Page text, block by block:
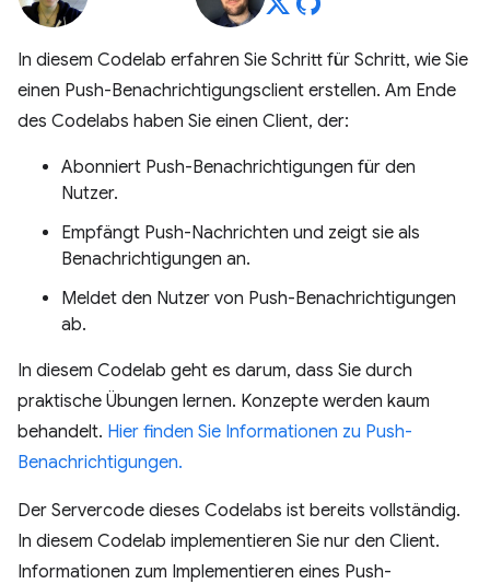
In diesem Codelab erfahren Sie Schritt für Schritt, wie Sie
einen Push-Benachrichtigungsclient erstellen. Am Ende
des Codelabs haben Sie einen Client, der:
Abonniert Push-Benachrichtigungen für den
Nutzer.
Empfängt Push-Nachrichten und zeigt sie als
Benachrichtigungen an.
Meldet den Nutzer von Push-Benachrichtigungen
ab.
In diesem Codelab geht es darum, dass Sie durch
praktische Übungen lernen. Konzepte werden kaum
behandelt. Hier finden Sie Informationen zu Push-
Benachrichtigungen.
Der Servercode dieses Codelabs ist bereits vollständig.
In diesem Codelab implementieren Sie nur den Client.
Informationen zum Implementieren eines Push-